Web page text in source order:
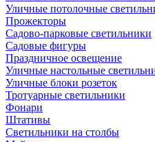
Уличные потолочные
Прожекторы
Садово-парковые светильники
Садовые фигуры
Праздничное освещение
Уличные настольные
Уличные блоки розеток
Тротуарные светильники
Фонари
Штативы
Светильники на столбы